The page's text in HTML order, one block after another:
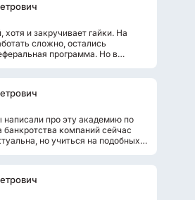
и закручивает гайки. На
сложно, остались
программа. Но в
написали про эту академию по
банкротства компаний сейчас
но учиться на подобных